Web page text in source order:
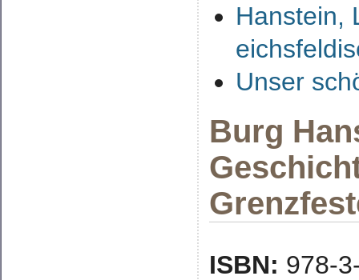
Hanstein,
Unser
Burg
ISBN: 978-